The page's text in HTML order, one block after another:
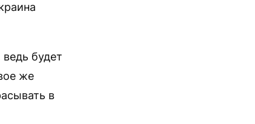
будет
же
в